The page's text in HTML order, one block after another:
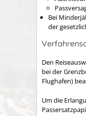
Bei
der
Den
bei der
Flughafen)
Um die